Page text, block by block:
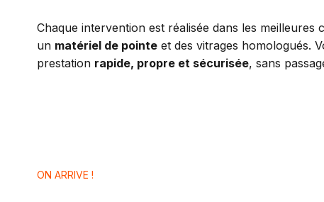
Chaque intervention est réalisée dans les meilleures
un matériel de pointe et des vitrages homologués.
prestation rapide, propre et sécurisée, sans
ON ARRIVE !